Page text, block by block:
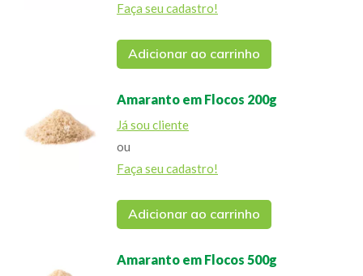
Faça seu cadastro!
Adicionar ao carrinho
Amaranto em Flocos 200g
Já sou cliente
ou
Faça seu cadastro!
Adicionar ao carrinho
Amaranto em Flocos 500g